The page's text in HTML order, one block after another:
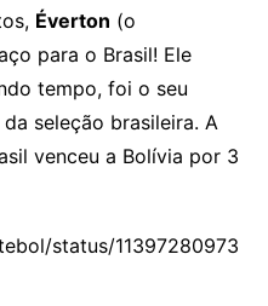
Éverton (o
para o Brasil! Ele
tempo, foi o seu
seleção brasileira. A
venceu a Bolívia por 3
status/11397280973